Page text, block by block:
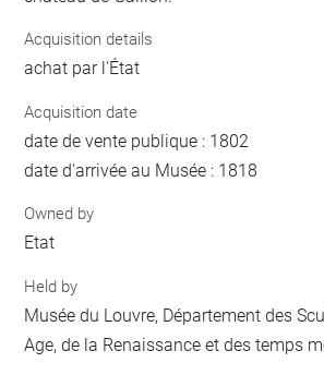
Acquisition details
achat par l'État
Acquisition date
date de vente publique : 1802
date d'arrivée au Musée : 1818
Owned by
Etat
Held by
Musée du Louvre, Département des
Age, de la Renaissance et des temps